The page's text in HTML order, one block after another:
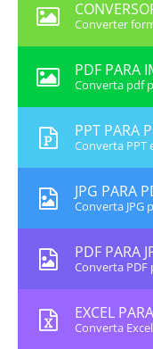
Converter
PDF PARA
Converta pdf
PPT PARA
Converta PPT
JPG PARA
Converta JPG
PDF PARA
Converta PDF
EXCEL
Converta